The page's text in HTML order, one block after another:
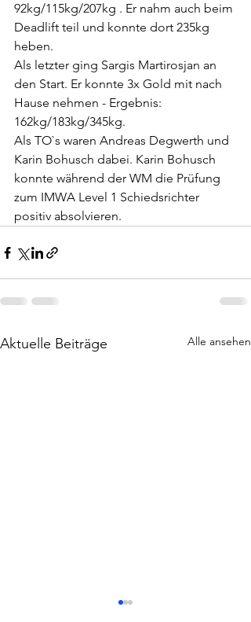
92kg/115kg/207kg . Er nahm auch beim
Deadlift teil und konnte dort 235kg
heben.
Als letzter ging Sargis Martirosjan an
den Start. Er konnte 3x Gold mit nach
Hause nehmen - Ergebnis:
162kg/183kg/345kg.
Als TO`s waren Andreas Degwerth und
Karin Bohusch dabei. Karin Bohusch
konnte während der WM die Prüfung
zum IMWA Level 1 Schiedsrichter
positiv absolvieren.
Aktuelle Beiträge Alle ansehen